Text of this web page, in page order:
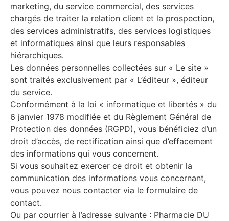
marketing, du service commercial, des services
chargés de traiter la relation client et la prospection,
des services administratifs, des services logistiques
et informatiques ainsi que leurs responsables
hiérarchiques.
Les données personnelles collectées sur « Le site »
sont traités exclusivement par « L’éditeur », éditeur
du service.
Conformément à la loi « informatique et libertés » du
6 janvier 1978 modifiée et du Règlement Général de
Protection des données (RGPD), vous bénéficiez d’un
droit d’accès, de rectification ainsi que d’effacement
des informations qui vous concernent.
Si vous souhaitez exercer ce droit et obtenir la
communication des informations vous concernant,
vous pouvez nous contacter via le formulaire de
contact.
Ou par courrier à l’adresse suivante : Pharmacie DU